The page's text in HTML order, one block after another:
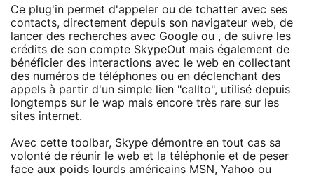
Ce plug'in permet d'appeler ou de tchatter avec ses
contacts, directement depuis son navigateur web, de
lancer des recherches avec Google ou , de suivre les
crédits de son compte SkypeOut mais également de
bénéficier des interactions avec le web en collectant
des numéros de téléphones ou en déclenchant des
appels à partir d'un simple lien "callto", utilisé depuis
longtemps sur le wap mais encore très rare sur les
sites internet.
Avec cette toolbar, Skype démontre en tout cas sa
volonté de réunir le web et la téléphonie et de peser
face aux poids lourds américains MSN, Yahoo ou